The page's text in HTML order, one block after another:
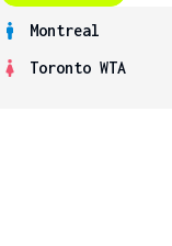
Montreal
Toronto WTA